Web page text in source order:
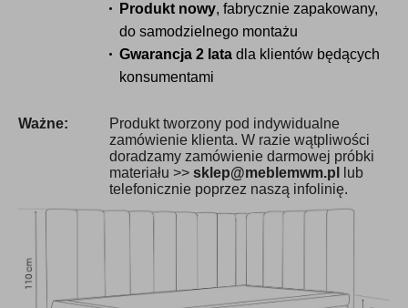
Produkt nowy, fabrycznie zapakowany,
do samodzielnego montażu
Gwarancja 2 lata dla klientów będących
konsumentami
Ważne:
Produkt tworzony pod indywidualne
zamówienie klienta. W razie wątpliwości
doradzamy zamówienie darmowej próbki
materiału >> sklep@meblemwm.pl
lub
telefonicznie poprzez naszą infolinię.